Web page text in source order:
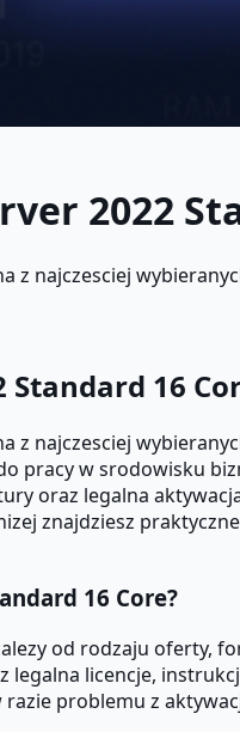
2022
z najczesciej
Standard 16
z najczesciej
pracy w srodowisku
oraz legalna
znajdziesz
16 Core?
od rodzaju
legalna licencje,
problemu z